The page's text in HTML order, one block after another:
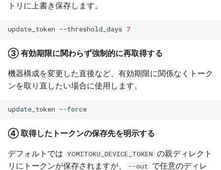
トリに上書き保存します。
update_token --threshold_days 7
③ 有効期限に関わらず強制的に再取得する
機器構成を変更した直後など、有効期限に関係なくトーク
ンを取り直したい場合に使用します。
update_token
④ 取得したトークンの保存先を明示する
デフォルトでは YOMITOKU_DEVICE_TOKEN の親ディレクト
リにトークンが保存されますが、
--out で任意のディレ